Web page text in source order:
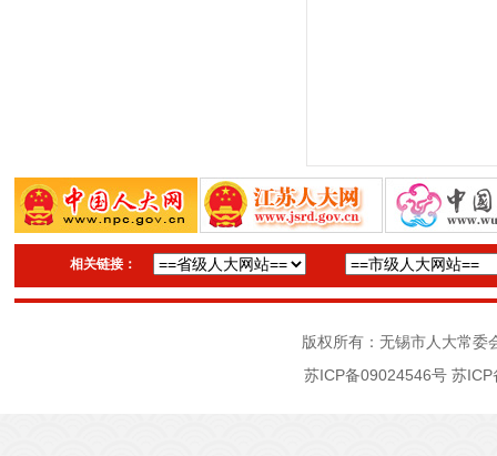
相关链接：
版权所有：无锡市人大常
苏ICP备09024546号 苏ICP